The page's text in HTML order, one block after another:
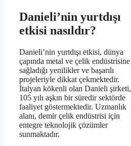
Danieli’nin yurtdışı
etkisi nasıldır?
Danieli’nin yurtdışı etkisi, dünya
çapında metal ve çelik endüstrisine
sağladığı yenilikler ve başarılı
projeleriyle dikkat çekmektedir.
İtalyan kökenli olan Danieli şirketi,
105 yılı aşkın bir süredir sektörde
faaliyet göstermektedir. Uzmanlık
alanı, demir çelik endüstrisi için
entegre teknolojik çözümler
sunmaktadır.